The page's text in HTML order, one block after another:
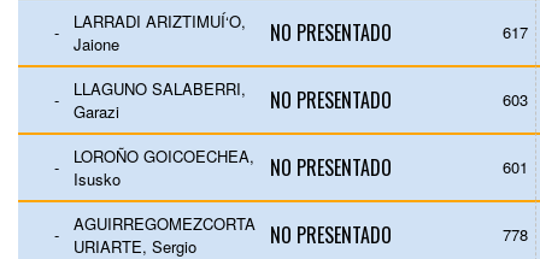
-
LARRADI ARIZTIMUÍ‘O,
Jaione
NO PRESENTADO 617
-
LLAGUNO SALABERRI,
Garazi
NO PRESENTADO 603
-
LOROÑO GOICOECHEA,
Isusko
NO PRESENTADO 601
-
AGUIRREGOMEZCORTA
URIARTE, Sergio
NO PRESENTADO 778